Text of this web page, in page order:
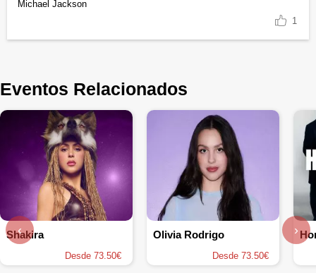
Michael Jackson
1
Eventos Relacionados
Shakira
Desde 73.50€
Olivia Rodrigo
Desde 73.50€
‹ ›